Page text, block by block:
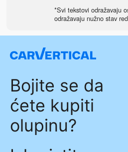
*Svi tekstovi odražavaju
odražavaju nužno stav